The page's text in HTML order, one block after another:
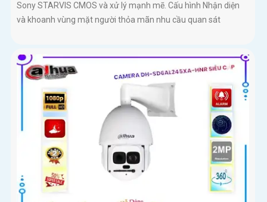
Sony STARVIS CMOS và xử lý mạnh mẽ. Cấu hình Nhận diện
và khoanh vùng mặt người thỏa mãn nhu cầu quan sát